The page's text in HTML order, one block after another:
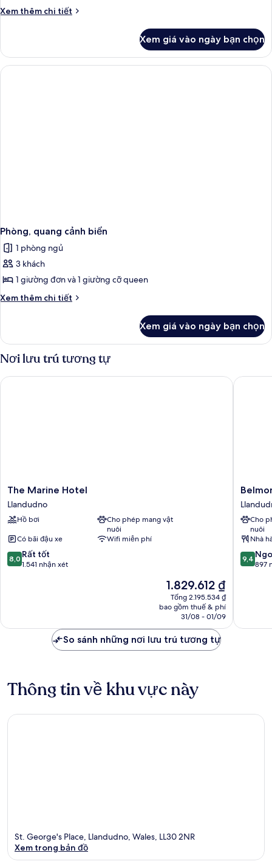
thuốc
Xem thêm chi tiết
Chi
Phòng
Xem giá vào ngày bạn chọn
Phòng, quang cảnh biển
1 phòng ngủ
3 khách
1 giường đơn và 1 giường cỡ queen
Xem thêm chi tiết
Chi
Phòng,
quang
cảnh
biển
Xem giá vào ngày bạn chọn
Nơi lưu trú tương tự
The
Marine
Hotel
Llandudno
The Marine Hotel
Llandudno
Hồ bơi
Cho phép mang vật
nuôi
Có bãi đậu xe
Wifi miễn phí
8.0
trên
xét
8,0 Rất tốt
1.541 nhận xét
Giá
hiện
tại
1.829.612 ₫
1.829.612 ₫
Tổng 2.195.534 ₫
bao gồm thuế & phí
31/08 - 01/09
The Marine Hotel
Belmont
Cho
nuôi
Nhà
9.4
trên
xét
9,4
897
So sánh những nơi lưu trú tương tự
Thông tin về khu vực này
St. George's Place, Llandudno, Wales, LL30 2NR
Xem trong bản đồ